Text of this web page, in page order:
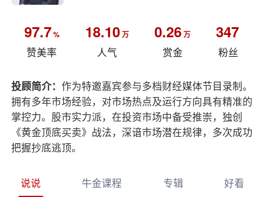
97.7%
赞美率
18.10万
人气
0.26万
赏金
347
粉丝
投顾简介：作为特邀嘉宾参与多档财经媒体节目录制。
拥有多年市场经验，对市场热点及运行方向具有精准的
掌控力。股市实力派，在投资市场中备受推崇，独创
《黄金顶底买卖》战法，深谙市场潜在规律，多次成功
把握抄底逃顶。
说说 牛金课程 专辑 好看